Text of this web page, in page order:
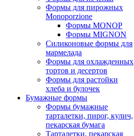
Формы для пирожных
Monoporzione
Формы MONOP
Формы MIGNON
Силиконовые формы для
мармелада
Формы для oхлажденных
тортов и десертов
Формы для растойки
хлеба и булочек
Бумажные формы
Формы бумажные
тарталетки, пирог, кулич,
пекарская бумага
Тарталетки, пекарская